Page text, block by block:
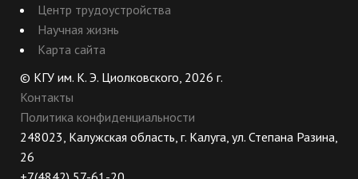
Центр трудоустройства
Научная жизнь
Карта сайта
© КГУ им. К. Э. Циолковского, 2026 г.
Контакты
Политика конфиденциальности
248023, Калужская область, г. Калуга, ул. Степана Разина,
26